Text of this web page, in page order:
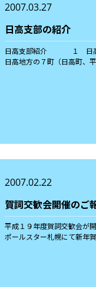
2007.03.27
日高支部の紹介
日高支部紹介 １ 日高支
日高地方の７町（日高町、
2007.02.22
賀詞交歓会開催のご
平成１９年度賀詞交歓会が
ポールスター札幌にて新年